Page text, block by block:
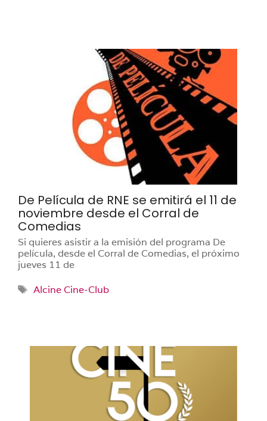
De Película de RNE se emitirá el 11 de
noviembre desde el Corral de
Comedias
Si quieres asistir a la emisión del programa De
película, desde el Corral de Comedias, el próximo
jueves 11 de
Etiquetas
Alcine Cine-Club